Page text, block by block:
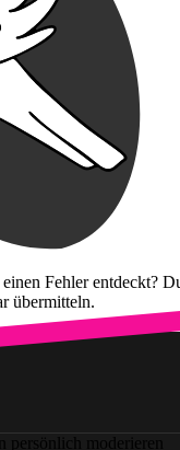
Fehler entdeckt?
übermitteln.
moderieren